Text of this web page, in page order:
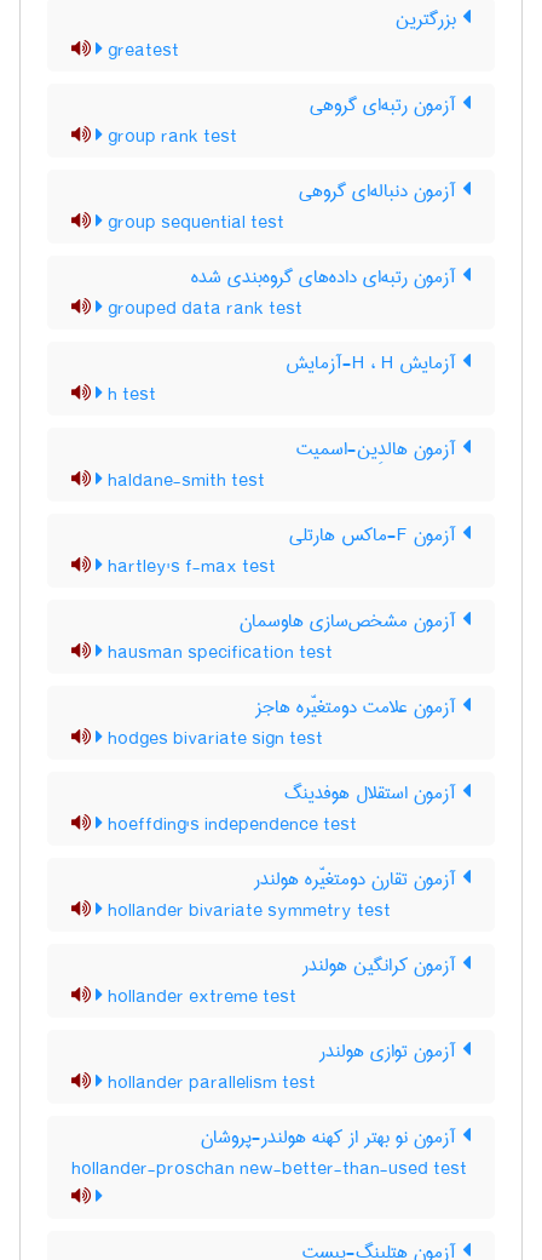
بزرگترین
greatest
آزمون رتبه‌ای گروهی
group rank test
آزمون دنباله‌ای گروهی
group sequential test
آزمون رتبه‌ای داده‌های گروه‌بندی شده
grouped data rank test
آزمایش H ، H-آزمایش
h test
آزمون هالدِین-اسمیت
haldane-smith test
آزمون F-ماکس هارتلی
hartley's f-max test
آزمون مشخص‌سازی هاوسمان
hausman specification test
آزمون علامت دومتغیّره هاجز
hodges bivariate sign test
آزمون استقلال هوفدینگ
hoeffding's independence test
آزمون تقارن دومتغیّره هولندر
hollander bivariate symmetry test
آزمون کرانگین هولندر
hollander extreme test
آزمون توازی هولندر
hollander parallelism test
آزمون نو بهتر از کهنه هولندر-پروشان
hollander-proschan new-better-than-used test
آزمون هتلینگ-پبست